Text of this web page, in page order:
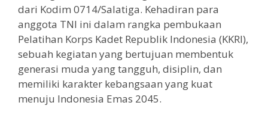
dari Kodim 0714/Salatiga. Kehadiran para
anggota TNI ini dalam rangka pembukaan
Pelatihan Korps Kadet Republik Indonesia (KKRI),
sebuah kegiatan yang bertujuan membentuk
generasi muda yang tangguh, disiplin, dan
memiliki karakter kebangsaan yang kuat
menuju Indonesia Emas 2045.